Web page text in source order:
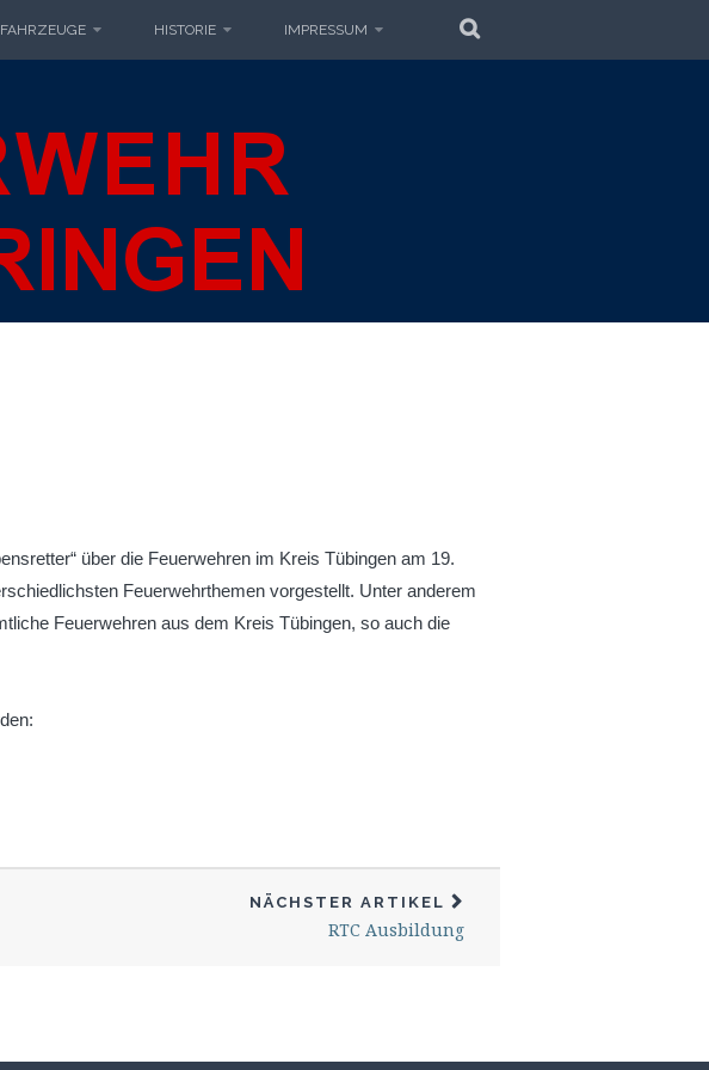
FAHRZEUGE HISTORIE IMPRESSUM
über die Feuerwehren im Kreis Tübingen am 19.
Feuerwehrthemen vorgestellt. Unter anderem
Feuerwehren aus dem Kreis Tübingen, so auch die
NÄCHSTER ARTIKEL
RTC Ausbildung